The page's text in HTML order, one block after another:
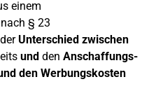
einem
§ 23
Unterschied zwischen
und den Anschaffungs-
den Werbungskosten